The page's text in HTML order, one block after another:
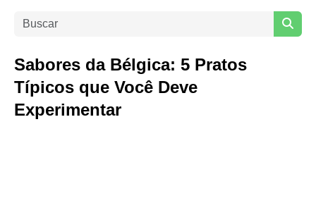
Sabores da Bélgica: 5 Pratos
Típicos que Você Deve
Experimentar